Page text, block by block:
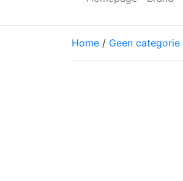
Home / Geen categorie